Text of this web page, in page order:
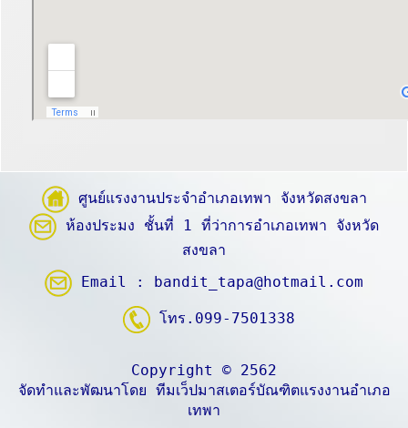
ศูนย์แรงงานประจำอำเภอเทพา จังหวัดสงขลา
ห้องประมง ชั้นที่ 1 ที่ว่าการอำเภอเทพา จังหวัด
สงขลา
Email :
bandit_tapa@hotmail.com
โทร.099-7501338
Copyright © 2562
จัดทำและพัฒนาโดย ทีมเว็ปมาสเตอร์บัณฑิตแรงงานอำเภอ
เทพา